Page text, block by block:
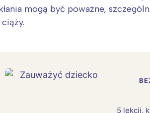
mogą być poważne,
5 lekcji,